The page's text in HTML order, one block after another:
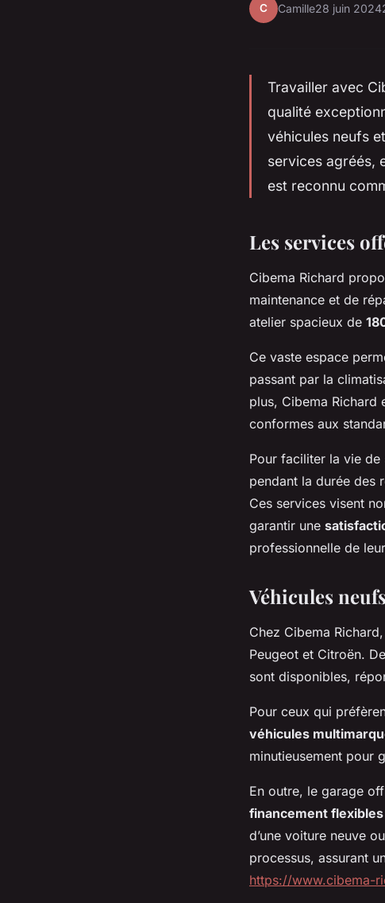
C Camille28 juin 2024
Travailler avec
qualité
véhicules neufs
services agréés,
est reconnu
Les services
Cibema Richard
maintenance et de
atelier spacieux de
Ce vaste espace
passant par la
plus, Cibema Richard
conformes aux
Pour faciliter la vie
pendant la durée des
Ces services visent
garantir une
professionnelle de
Véhicules
Chez Cibema
Peugeot et Citroën.
sont disponibles,
Pour ceux qui
véhicules
minutieusement pour
En outre, le garage
financement flexibles
d’une voiture neuve
processus, assurant
https://www.cibema-